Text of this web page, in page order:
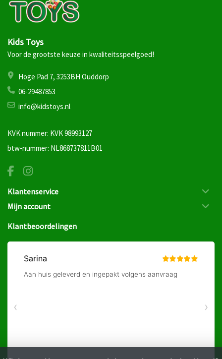
Kids Toys
Voor de grootste keuze in kwaliteitsspeelgoed!
Hoge Pad 7, 3253BH Ouddorp
06-29487853
info@kidstoys.nl
KVK nummer: KVK 98993127
btw-nummer: NL868737811B01
Klantenservice
Mijn account
Klantbeoordelingen